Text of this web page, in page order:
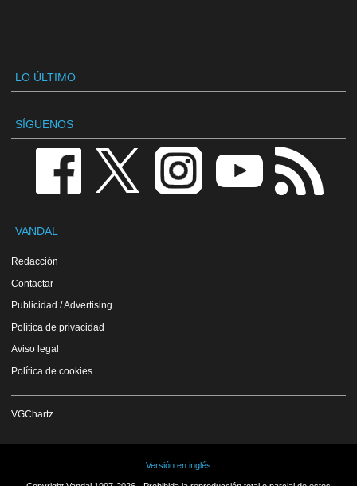
LO ÚLTIMO
SÍGUENOS
VANDAL
Redacción
Contactar
Publicidad / Advertising
Política de privacidad
Aviso legal
Política de cookies
VGChartz
Versión en inglés